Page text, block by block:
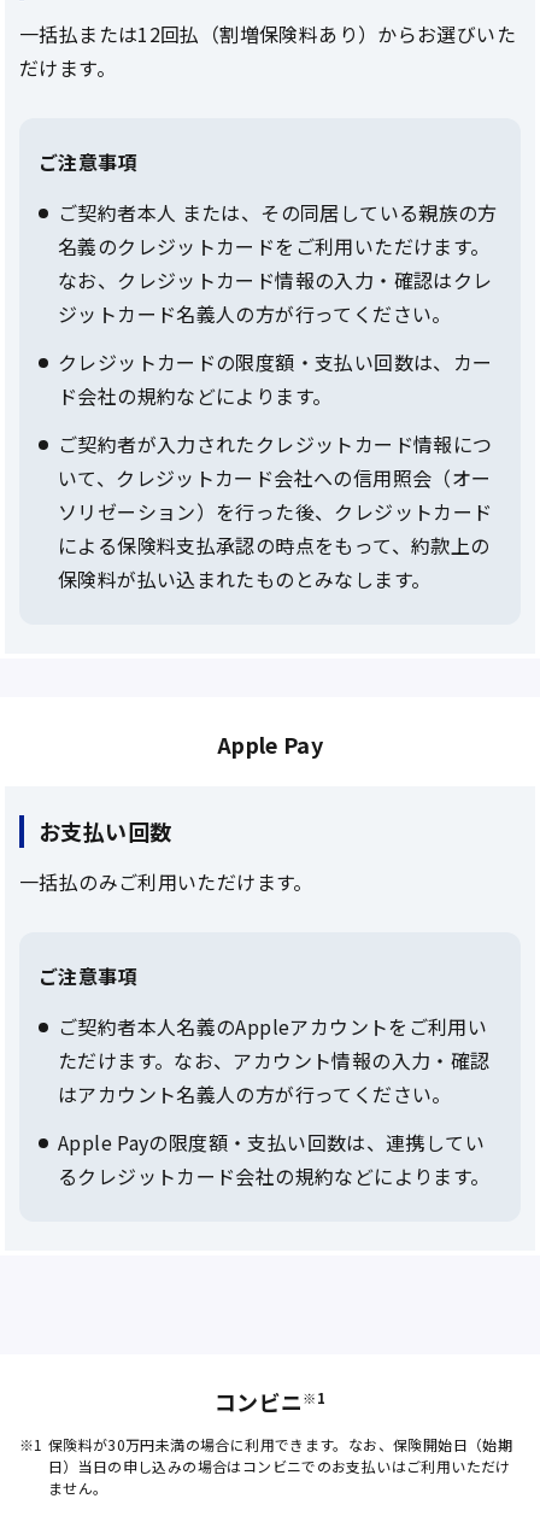
一括払または12回払（割増保険料あり）からお選びいた
だけます。
ご注意事項
ご契約者本人 または、その同居している親族の方
名義のクレジットカードをご利用いただけます。
なお、クレジットカード情報の入力・確認はクレ
ジットカード名義人の方が行ってください。
クレジットカードの限度額・支払い回数は、カー
ド会社の規約などによります。
ご契約者が入力されたクレジットカード情報につ
いて、クレジットカード会社への信用照会（オー
ソリゼーション）を行った後、クレジットカード
による保険料支払承認の時点をもって、約款上の
保険料が払い込まれたものとみなします。
Apple Pay
お支払い回数
一括払のみご利用いただけます。
ご注意事項
ご契約者本人名義のAppleアカウントをご利用い
ただけます。なお、アカウント情報の入力・確認
はアカウント名義人の方が行ってください。
Apple Payの限度額・支払い回数は、連携してい
るクレジットカード会社の規約などによります。
コンビニ※1
※1 保険料が30万円未満の場合に利用できます。なお、保険開始日（始期
日）当日の申し込みの場合はコンビニでのお支払いはご利用いただけ
ません。